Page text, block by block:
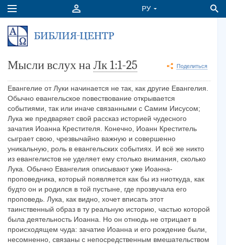
Мысли вслух наЛк 1:1-25 Поделиться
Евангелие от Луки начинается не так, как другие Евангелия.
Обычно евангельское повествование открывается
событиями, так или иначе связанными с Самим Иисусом;
Лука же предваряет свой рассказ историей чудесного
зачатия Иоанна Крестителя. Конечно, Иоанн Креститель
сыграет свою, чрезвычайно важную и совершенно
уникальную, роль в евангельских событиях. И всё же никто
из евангелистов не уделяет ему столько внимания, сколько
Лука. Обычно Евангелия описывают уже Иоанна-
проповедника, который появляется как бы из ниоткуда, как
будто он и родился в той пустыне, где прозвучала его
проповедь. Лука, как видно, хочет вписать этот
таинственный образ в ту реальную историю, частью которой
была деятельность Иоанна. Но он отнюдь не отрицает в
происходящем чуда: зачатие Иоанна и его рождение были,
несомненно, связаны с непосредственным вмешательством